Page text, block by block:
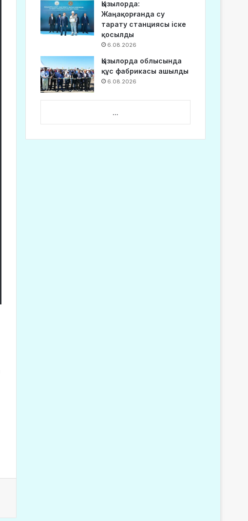
Қызылорда:
Жаңақорғанда су
тарату станциясы іске
қосылды
6.08.2026
Қызылорда облысында
құс фабрикасы ашылды
6.08.2026
...